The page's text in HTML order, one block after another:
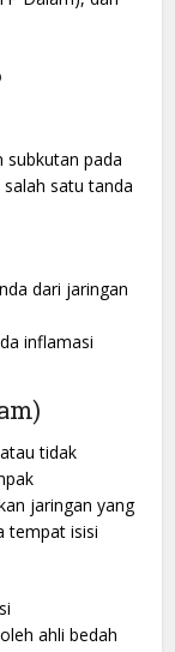
subkutan pada
satu tanda
dari jaringan
inflamasi
tidak
jaringan yang
tempat isisi
ahli bedah